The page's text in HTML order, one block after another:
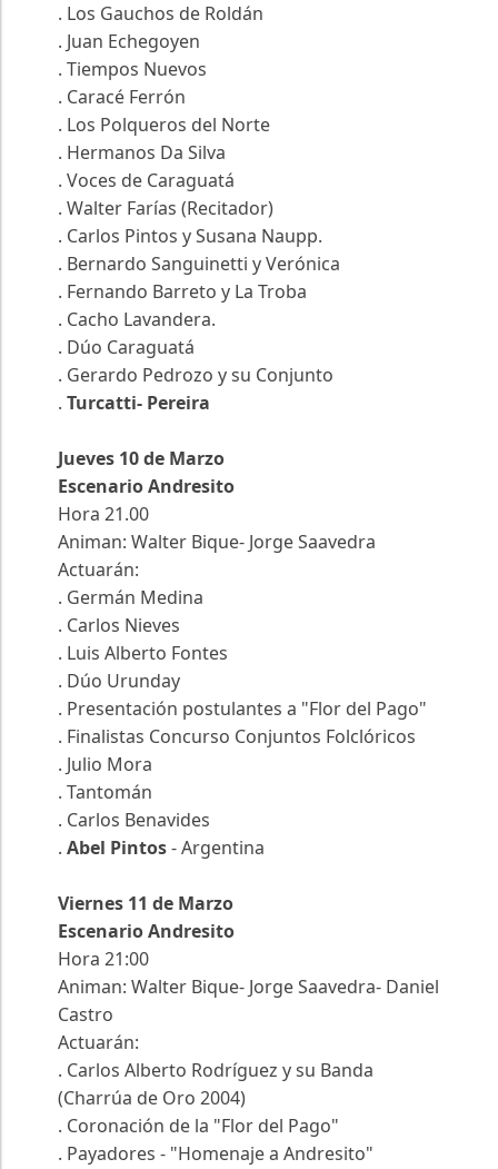
. Los Gauchos de Roldán
. Juan Echegoyen
. Tiempos Nuevos
. Caracé Ferrón
. Los Polqueros del Norte
. Hermanos Da Silva
. Voces de Caraguatá
. Walter Farías (Recitador)
. Carlos Pintos y Susana Naupp.
. Bernardo Sanguinetti y Verónica
. Fernando Barreto y La Troba
. Cacho Lavandera.
. Dúo Caraguatá
. Gerardo Pedrozo y su Conjunto
. Turcatti- Pereira
Jueves 10 de Marzo
Escenario Andresito
Hora 21.00
Animan: Walter Bique- Jorge Saavedra
Actuarán:
. Germán Medina
. Carlos Nieves
. Luis Alberto Fontes
. Dúo Urunday
. Presentación postulantes a "Flor del Pago"
. Finalistas Concurso Conjuntos Folclóricos
. Julio Mora
. Tantomán
. Carlos Benavides
. Abel Pintos- Argentina
Viernes 11 de Marzo
Escenario Andresito
Hora 21:00
Animan: Walter Bique- Jorge Saavedra- Daniel
Castro
Actuarán:
. Carlos Alberto Rodríguez y su Banda
(Charrúa de Oro 2004)
. Coronación de la "Flor del Pago"
. Payadores - "Homenaje a Andresito"